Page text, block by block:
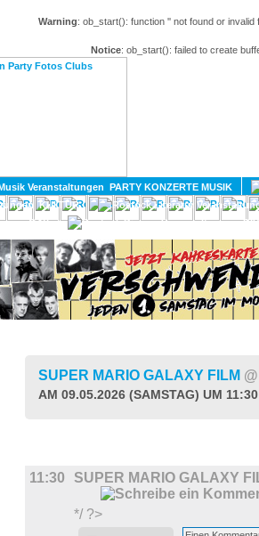
Warning: ob_start(): function '' not found or
Notice: ob_start(): failed to create
PARTY KONZERTE MUSIK
KULTUR
GAY
SUPER MARIO GALAXY FILM
AM 09.05.2026 (SAMSTAG) UM
11:30 SUPER MARIO GALAXY
*/ ?>